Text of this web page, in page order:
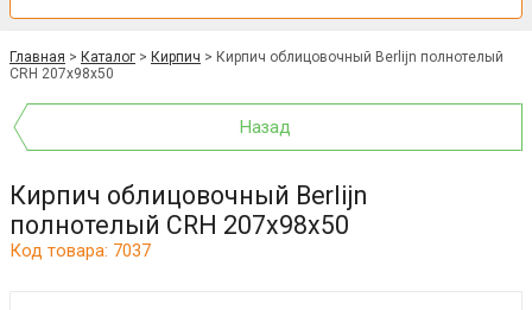
Главная > Каталог > Кирпич > Кирпич облицовочный Berlijn полнотелый
CRH 207x98x50
Назад
Кирпич облицовочный Berlijn
полнотелый CRH 207x98x50
Код товара: 7037